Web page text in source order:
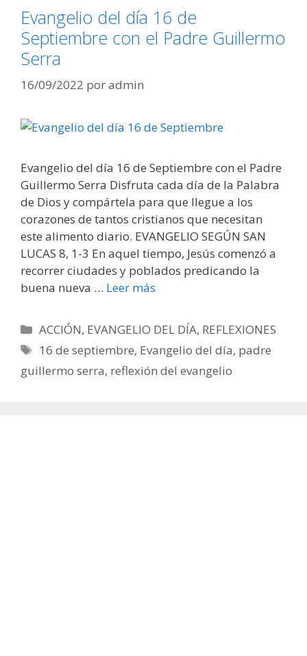
Evangelio del día 16 de
Septiembre con el Padre Guillermo
Serra
16/09/2022 poradmin
Evangelio del día 16 de Septiembre con el Padre
Guillermo Serra Disfruta cada día de la Palabra
de Dios y compártela para que llegue a los
corazones de tantos cristianos que necesitan
este alimento diario. EVANGELIO SEGÚN SAN
LUCAS 8, 1-3 En aquel tiempo, Jesús comenzó a
recorrer ciudades y poblados predicando la
buena nueva … Leer más
Categorías
ACCIÓN, EVANGELIO DEL DÍA, REFLEXIONES
Etiquetas
16 de septiembre, Evangelio del día, padre
guillermo serra, reflexión del evangelio